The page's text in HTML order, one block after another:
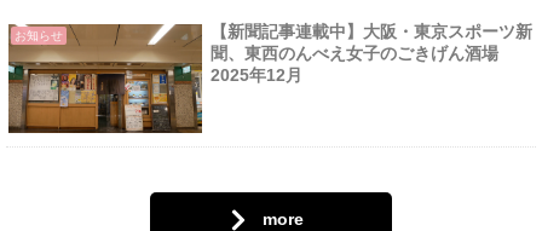
お知らせ
【新聞記事連載中】大阪・東京スポーツ新
聞、東西のんべえ女子のごきげん酒場
2025年12月
more